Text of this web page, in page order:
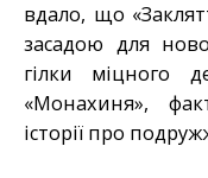
вдало, що
засадою для
гілки міцного
«Монахиня»,
історії про